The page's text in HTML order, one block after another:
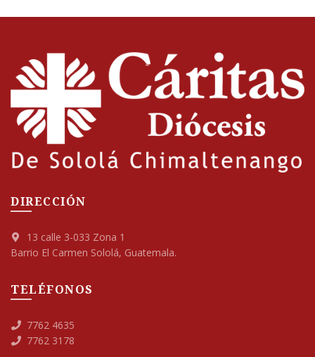
DIRECCIÓN
13 calle 3-033 Zona 1
Barrio El Carmen Sololá, Guatemala.
TELÉFONOS
7762 4635
7762 3178